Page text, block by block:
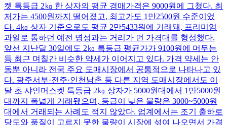
켓 특등급 2㎏ 한 상자의 평균 경매가격은 9000원에 그쳤다. 최
저가는 4500원까지 떨어졌고, 최고가도 1만2500원 수준이었
다. 4㎏ 상자 기준으로도 평균 2만5433원에 거래돼, 프리미엄
과일로 통하던 예전 명성과는 거리가 먼 가격대를 형성했다.
앞선 지난달 30일에도 2㎏ 특등급 평균가가 9100원에 머무는
등 최근 며칠간 비슷한 약세가 이어지고 있다. 가격 약세는 안
동뿐 아니라 전국 주요 도매시장에서 공통적으로 나타나고 있
다. 광주서부·전주·인천남촌 등 다른 지역 도매시장에서도 이
달 초 샤인머스켓 특등급 2㎏ 상자가 5000원대에서 1만5000원
대까지 폭넓게 거래됐으며, 등급이 낮은 물량은 3000~5000원
대에서 거래되는 사례도 적지 않았다. 업계에서는 조기 출하로
당도와 품질이 고르지 못한 물량이 시장에 섞여 나오면서 가격